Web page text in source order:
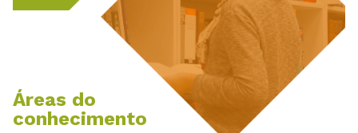
Áreas do
conhecimento